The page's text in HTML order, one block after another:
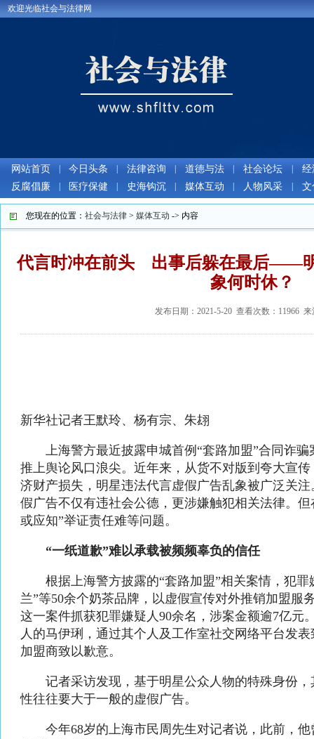
欢迎光临社会与法律网
网站首页 今日头条 法律咨询 道德与法 社会论坛
经
反腐倡廉
医疗保健 史海钩沉 媒体互动 人物风采 文
您现在的位置： 社会与法律 > 媒体互动 -> 内容
代言时冲在前头 出事后躲在最后——
象何时休？
发布日期：2021-5-20 查看次数：11966
新华社记者王默玲、杨有宗、朱翃
上海警方最近披露申城首例“套路加盟”合同诈骗
推上舆论风口浪尖。近年来，从货不对版到夸大宣
济财产损失，明星违法代言虚假广告乱象被广泛关
假广告不仅有违社会公德，更涉嫌触犯相关法律。
或应知”举证责任难等问题。
“一纸道歉”难以承载被频频辜负的信任
根据上海警方披露的“套路加盟”相关案情，犯罪
兰”等50余个奶茶品牌，以虚假宣传对外推销加盟服
这一案件抓获犯罪嫌疑人90余名，涉案金额逾7亿元
人的马伊琍，通过其个人及工作室社交网络平台发
加盟商致以歉意。
记者采访发现，基于明星公众人物的特殊身份，
性往往要大于一般的虚假广告。
今年68岁的上海市民周先生对记者说，此前，他